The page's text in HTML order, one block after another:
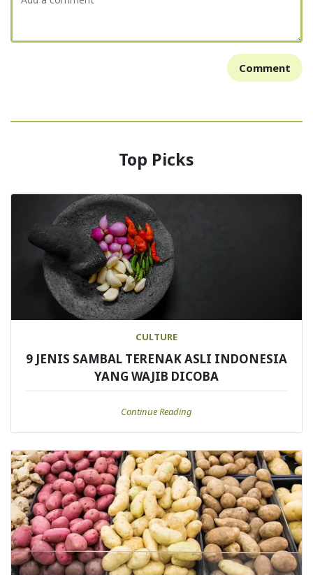
Comment
Top Picks
CULTURE
9 JENIS SAMBAL TERENAK ASLI INDONESIA
YANG WAJIB DICOBA
Continue Reading